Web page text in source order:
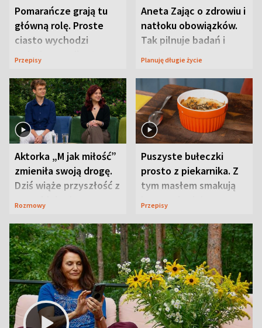
Pomarańcze grają tu
główną rolę. Proste
ciasto wychodzi
wyjątkowo wilgotne
Przepisy
Aneta Zając o zdrowiu i
natłoku obowiązków.
Tak pilnuje badań i
wizyt
Planuję długie życie
Aktorka „M jak miłość”
zmieniła swoją drogę.
Dziś wiąże przyszłość z
neurobiologią
Rozmowy
Puszyste bułeczki
prosto z piekarnika. Z
tym masłem smakują
jeszcze lepiej
Przepisy